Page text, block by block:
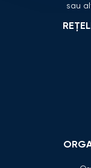
sau